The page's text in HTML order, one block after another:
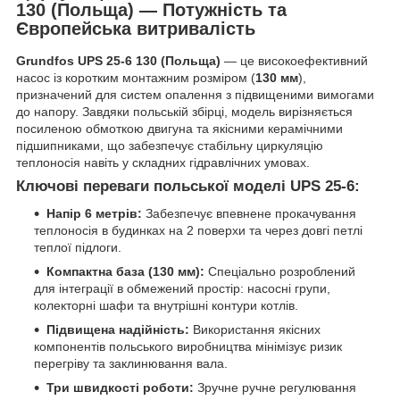
130 (Польща) — Потужність та
Європейська витривалість
Grundfos UPS 25-6 130 (Польща) — це високоефективний
насос із коротким монтажним розміром (130 мм),
призначений для систем опалення з підвищеними вимогами
до напору. Завдяки польській збірці, модель вирізняється
посиленою обмоткою двигуна та якісними керамічними
підшипниками, що забезпечує стабільну циркуляцію
теплоносія навіть у складних гідравлічних умовах.
Ключові переваги польської моделі UPS 25-6:
Напір 6 метрів: Забезпечує впевнене прокачування
теплоносія в будинках на 2 поверхи та через довгі петлі
теплої підлоги.
Компактна база (130 мм): Спеціально розроблений
для інтеграції в обмежений простір: насосні групи,
колекторні шафи та внутрішні контури котлів.
Підвищена надійність: Використання якісних
компонентів польського виробництва мінімізує ризик
перегріву та заклинювання вала.
Три швидкості роботи: Зручне ручне регулювання